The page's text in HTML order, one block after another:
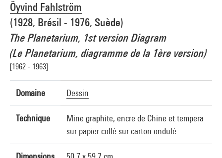
Öyvind Fahlström
(1928, Brésil - 1976, Suède)
The Planetarium, 1st version Diagram
(Le Planetarium, diagramme de la 1ère version)
[1962 - 1963]
Domaine Dessin
Technique
Mine graphite, encre de Chine et tempera
sur papier collé sur carton ondulé
Réf. image : 4R11319 [1990 CX 0248]
Diffusion image :GrandPalaisRmnPhoto